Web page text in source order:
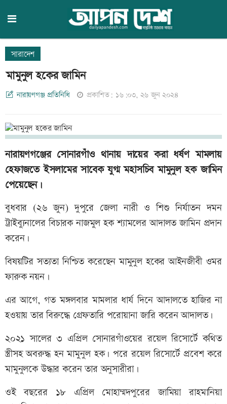
সারাদেশ
মামুনুল হকের জামিন
নারায়ণগঞ্জ প্রতিনিধি প্রকাশিত: ১৬:০৩, ২৬ জুন ২০২৪
নারায়ণগঞ্জের সোনারগাঁও থানায় দায়ের করা ধর্ষণ মামলায়
হেফাজতে ইসলামের সাবেক যুগ্ম মহাসচিব মামুনুল হক জামিন
পেয়েছেন।
বুধবার (২৬ জুন) দুপুরে জেলা নারী ও শিশু নির্যাতন দমন
ট্রাইব্যুনালের বিচারক নাজমুল হক শ্যামলের আদালত জামিন প্রদান
করেন।
বিষয়টির সত্যতা নিশ্চিত করেছেন মামুনুল হকের আইনজীবী ওমর
ফারুক নয়ন।
এর আগে, গত মঙ্গলবার মামলার ধার্য দিনে আদালতে হাজির না
হওয়ায় তার বিরুদ্ধে গ্রেফতারি পরোয়ানা জারি করেন আদালত।
২০২১ সালের ৩ এপ্রিল সোনারগাঁওয়ের রয়েল রিসোর্টে কথিত
স্ত্রীসহ অবরুদ্ধ হন মামুনুল হক। পরে রয়েল রিসোর্টে প্রবেশ করে
মামুনুলকে উদ্ধার করেন তার অনুসারীরা।
ওই বছরের ১৮ এপ্রিল মোহাম্মদপুরের জামিয়া রাহমানিয়া